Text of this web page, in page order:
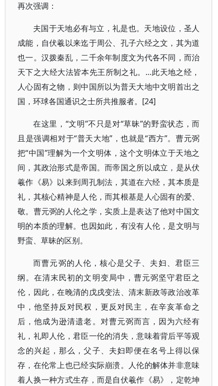
再次强调：
夫国于天地必有与立，礼是也。天地设位，圣人
成能，自伏羲以来迄于周公、孔子六经之文，其为道
也一。汉拨秦乱，二千余年制度文为代各不同，而治
天下之大经大法皆本先王所制之礼。…此天地之经，
人心固有之物，则中国所以为普天大地中文明首出之
国，环球各国通识之士所共推服者。[24]
在这里，“文明”不只是对“草昧”的野蛮状态，而
且是强调相对于“普天大地”，也就是“西方”。曹元弼
把“中国”理解为一个文明体，这个文明体立于天地之
间，其政治形式是帝国。而帝国之所以成立，是从伏
羲作《易》以来到周孔制法，其道在六经，其本质是
礼，其核心精神是人伦，而其根基是人心固有的爱、
敬。曹元弼的人伦之学，实质上是表达了他对中国文
明的本质的理解。也因如此，有没有人伦，是文明与
野蛮、草昧的区别。
而曹元弼的人伦，核心是父子、夫妇、君臣三
纲。在清末民初的文明变局中，曹元弼坚守君臣之
伦，因此，在晚清的戊戌变法、清末新政等政治改革
中，他坚持反对民权，更反对民主，在辛亥革命之
后，他成为逊清遗老。对曹元弼而言，因为六经有
礼，礼即人伦，君臣一伦的消失，意味着背后平等观
念的兴起，那么，父子、夫妇即便在名号上得以保
存，在伦常上也已经实际崩溃。人伦的解体并非意味
着人换一种方式生存，而是自伏羲作《易》，定乾坤